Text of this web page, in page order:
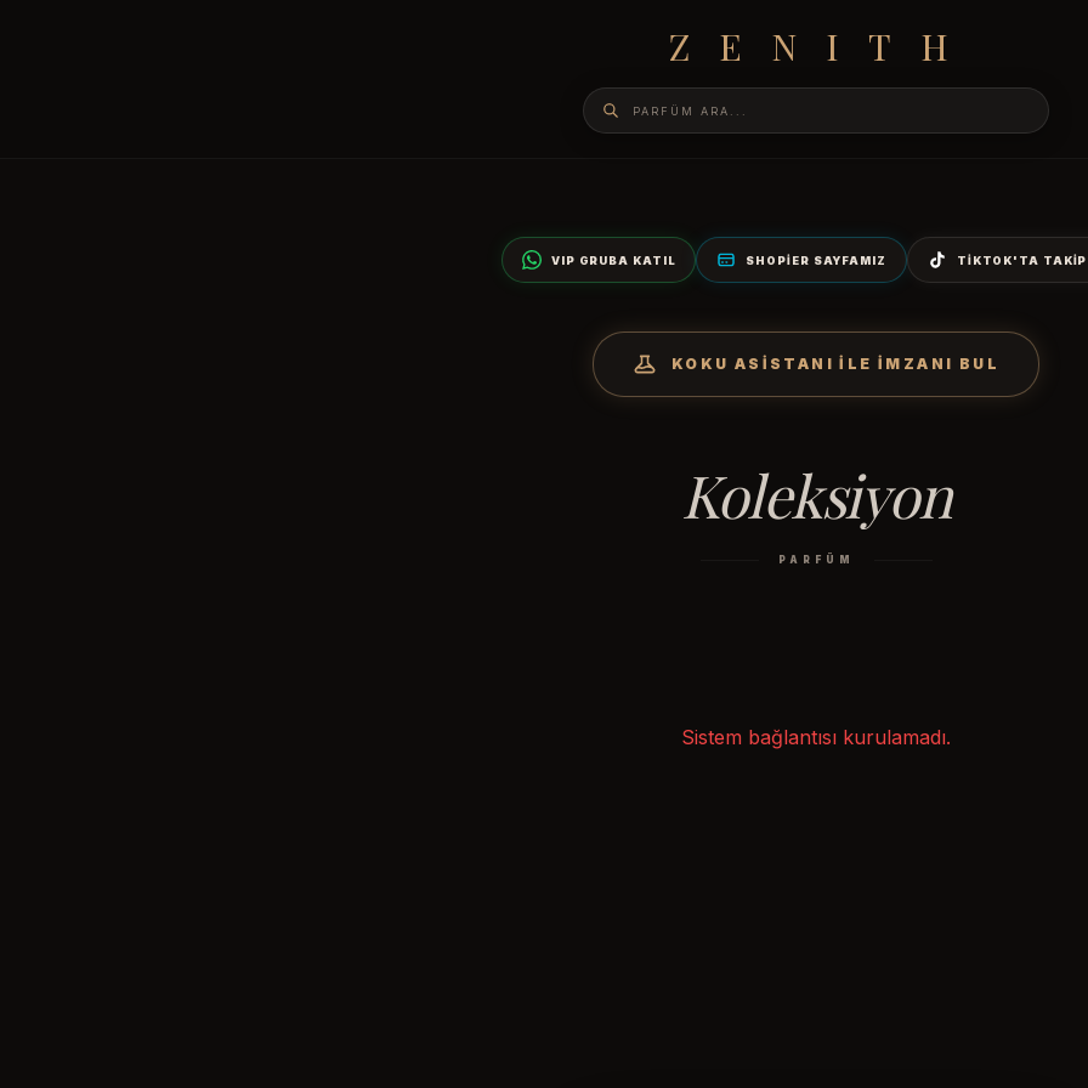
ZENITH
VIP GRUBA KATIL SHOPIER SAYFAMIZ TIKTOK'TA TAKIP
KOKU ASISTANI İLE İMZANI BUL
Koleksiyon
PARFÜM
Sistem bağlantısı kurulamadı.